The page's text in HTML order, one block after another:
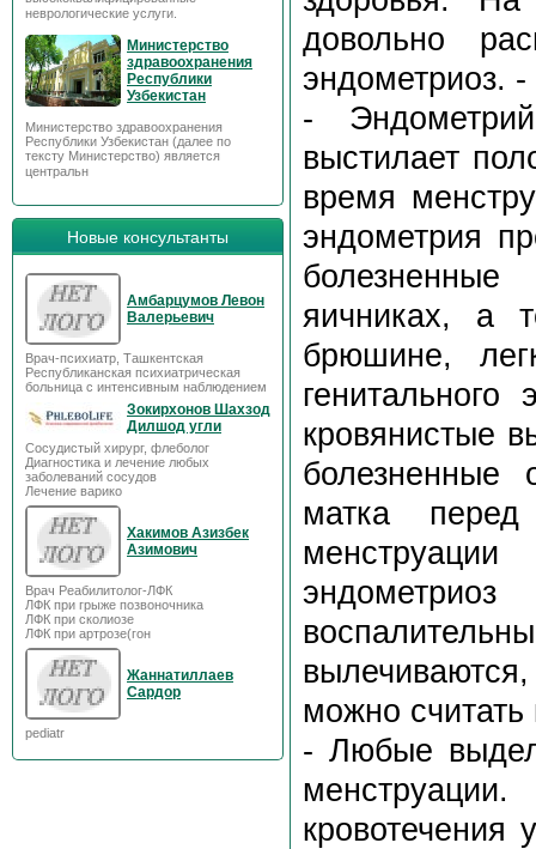
неврологические услуги.
Министерство
здравоохранения
Республики
Узбекистан
Министерство здравоохранения
Республики Узбекистан (далее по
тексту Министерство) является
центральн
Новые консультанты
Амбарцумов Левон
Валерьевич
Врач-психиатр, Ташкентская
Республиканская психиатрическая
больница с интенсивным наблюдением
Зокирхонов Шахзод
Дилшод угли
Сосудистый хирург, флеболог
Диагностика и лечение любых
заболеваний сосудов
Лечение варико
Хакимов Азизбек
Азимович
Врач Реабилитолог-ЛФК
ЛФК при грыже позвоночника
ЛФК при сколиозе
ЛФК при артрозе(гон
Жаннатиллаев
Сардор
pediatr
довольно
эндометриоз. -
-
выстилает
время
эндометрия
яичниках, а
брюшине,
кровянистые
болезненные
матка
можно считать
- Любые